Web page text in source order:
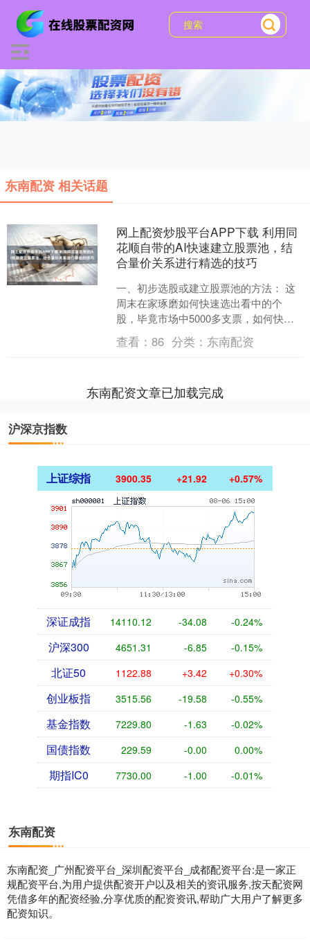
东南配资 相关话题
网上配资炒股平台APP下载 利用同
花顺自带的AI快速建立股票池，结
合量价关系进行精选的技巧
一、初步选股或建立股票池的方法： 这
周末在家琢磨如何快速选出看中的个
股，毕竟市场中5000多支票，如何快速
选出个股建立股票池，软件中自带的AI功
能还是挺好用的，....
查看：86 分类： 东南配资
东南配资文章已加载完成
沪深京指数
上证综指 3900.35 +21.92 +0.57%
深证成指 14110.12 -34.08 -0.24%
沪深300 4651.31 -6.85 -0.15%
北证50 1122.88 +3.42 +0.30%
创业板指 3515.56 -19.58 -0.55%
基金指数 7229.80 -1.63 -0.02%
国债指数 229.59 -0.00 0.00%
期指IC0 7730.00 -1.00 -0.01%
东南配资
东南配资_广州配资平台_深圳配资平台_成都配资平台:是一家正
规配资平台,为用户提供配资开户以及相关的资讯服务,按天配资网
凭借多年的配资经验,分享优质的配资资讯,帮助广大用户了解更多
配资知识。